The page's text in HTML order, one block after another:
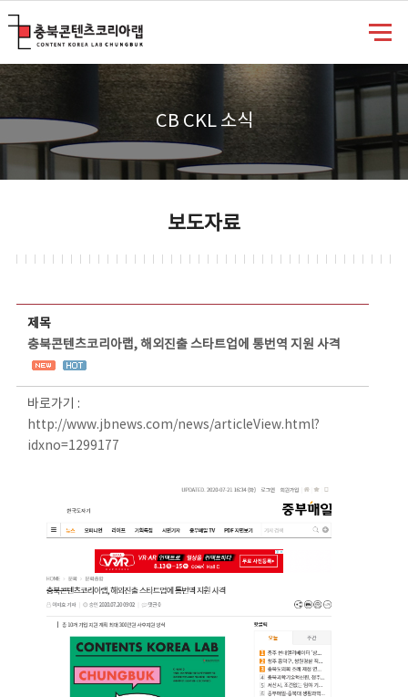
CB CKL 소식
보도자료
제목
충북콘텐츠코리아랩, 해외진출 스타트업에 통번역 지원 사격
바로가기 :
http://www.jbnews.com/news/articleView.html?
idxno=1299177